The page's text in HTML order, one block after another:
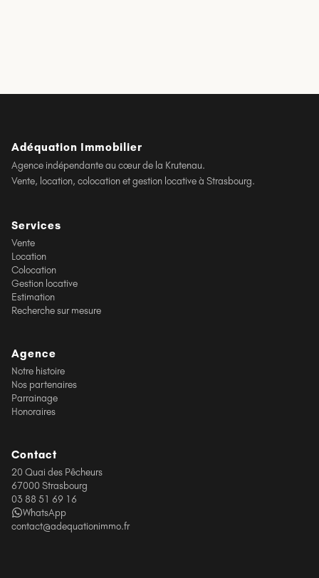
Adéquation Immobilier
Agence indépendante au cœur de la Krutenau.
Vente, location, colocation et gestion locative à Strasbourg.
Services
Vente
Location
Colocation
Gestion locative
Estimation
Recherche sur mesure
Agence
Notre histoire
Nos partenaires
Parrainage
Honoraires
Contact
20 Quai des Pêcheurs
67000 Strasbourg
03 88 51 69 16
WhatsApp
contact@adequationimmo.fr